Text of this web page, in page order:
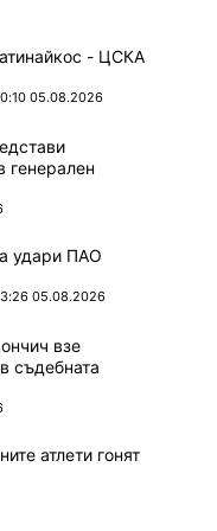
място е
до
да си
някаква
нещо
станала, и
по абсолютно
- ЦСКА
05.08.2026
генерален
удари ПАО
05.08.2026
взе
съдебната
атлети гонят